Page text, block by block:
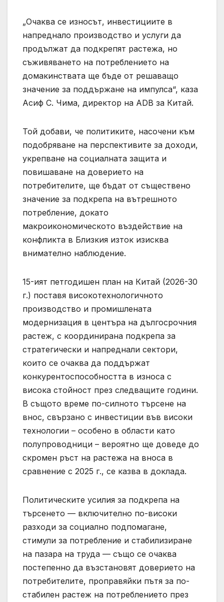
„Очаква се износът, инвестициите в
напреднало производство и услуги да
продължат да подкрепят растежа, но
съживяването на потреблението на
домакинствата ще бъде от решаващо
значение за поддържане на импулса“, каза
Асиф С. Чима, директор на ADB за Китай.
Той добави, че политиките, насочени към
подобряване на перспективите за доходи,
укрепване на социалната защита и
повишаване на доверието на
потребителите, ще бъдат от съществено
значение за подкрепа на вътрешното
потребление, докато
макроикономическото въздействие на
конфликта в Близкия изток изисква
внимателно наблюдение.
15-ият петгодишен план на Китай (2026-30
г.) поставя високотехнологичното
производство и промишлената
модернизация в центъра на дългосрочния
растеж, с координирана подкрепа за
стратегически и напреднали сектори,
които се очаква да поддържат
конкурентоспособността в износа с
висока стойност през следващите години.
В същото време по-силното търсене на
внос, свързано с инвестиции във високи
технологии – особено в области като
полупроводници – вероятно ще доведе до
скромен ръст на растежа на вноса в
сравнение с 2025 г., се казва в доклада.
Политическите усилия за подкрепа на
търсенето — включително по-високи
разходи за социално подпомагане,
стимули за потребление и стабилизиране
на пазара на труда — също се очаква
постепенно да възстановят доверието на
потребителите, проправяйки пътя за по-
стабилен растеж на потреблението през